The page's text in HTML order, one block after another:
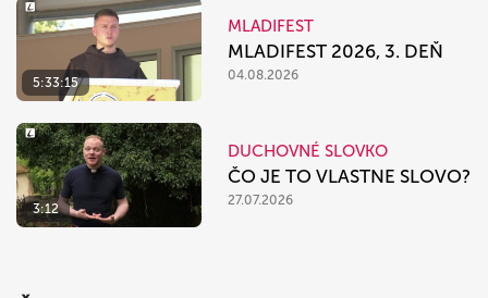
5:33:15
MLADIFEST
MLADIFEST 2026, 3. DEŇ
04.08.2026
3:12
DUCHOVNÉ SLOVKO
ČO JE TO VLASTNE SLOVO?
27.07.2026